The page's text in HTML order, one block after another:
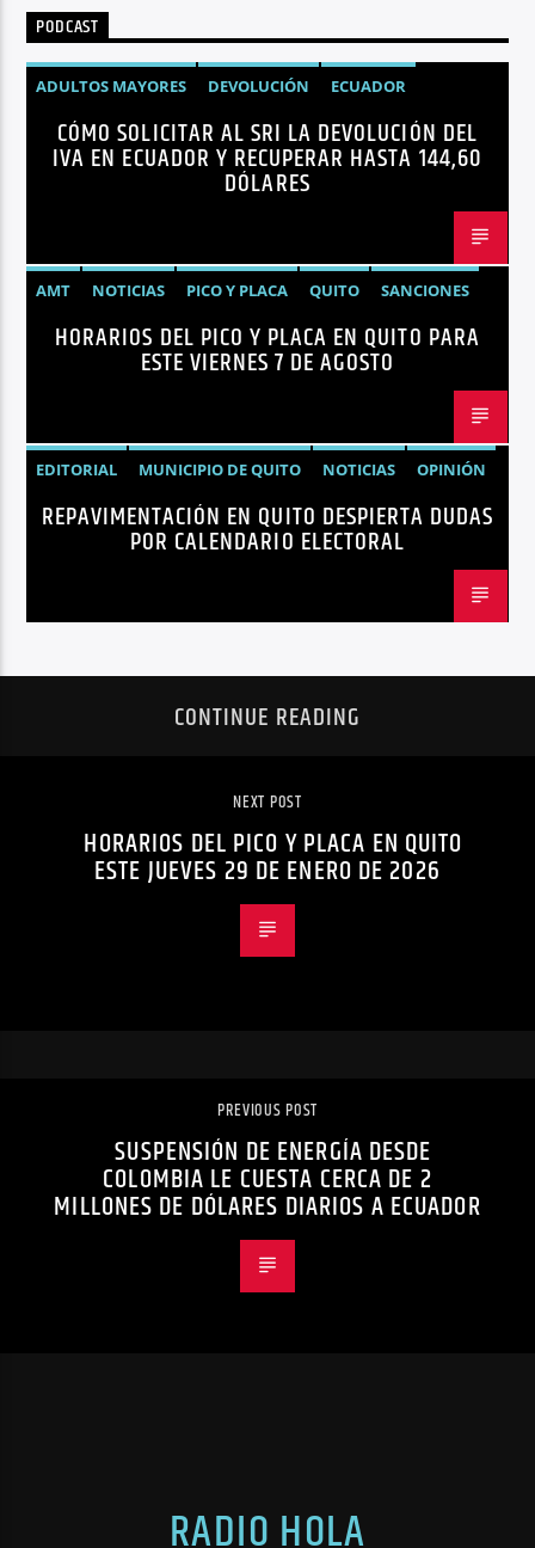
PODCAST
ADULTOS MAYORES DEVOLUCIÓN
ECUADOR
NEGOCIOS
NOTICIAS PERSONAS CON DISCAPACIDAD
CÓMO SOLICITAR AL SRI LA DEVOLUCIÓN DEL
IVA EN ECUADOR Y RECUPERAR HASTA 144,60
DÓLARES
AMT NOTICIAS PICO Y PLACA QUITO SANCIONES
HORARIOS DEL PICO Y PLACA EN QUITO PARA
ESTE VIERNES 7 DE AGOSTO
EDITORIAL MUNICIPIO DE QUITO NOTICIAS
OPINIÓN
QUITO
REPAVIMENTACIÓN
REPAVIMENTACIÓN EN QUITO DESPIERTA DUDAS
POR CALENDARIO ELECTORAL
CONTINUE READING
NEXT POST
HORARIOS DEL PICO Y PLACA EN QUITO
ESTE JUEVES 29 DE ENERO DE 2026
PREVIOUS POST
SUSPENSIÓN DE ENERGÍA DESDE
COLOMBIA LE CUESTA CERCA DE 2
MILLONES DE DÓLARES DIARIOS A ECUADOR
RADIO HOLA